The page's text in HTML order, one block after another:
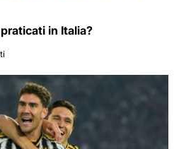
in Italia?